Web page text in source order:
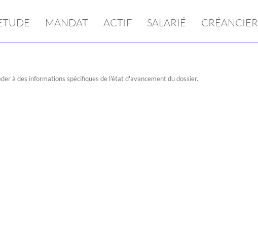
MANDAT ACTIF SALARIÉ CRÉANCIER
à des informations spécifiques de l'état d'avancement du dossier.